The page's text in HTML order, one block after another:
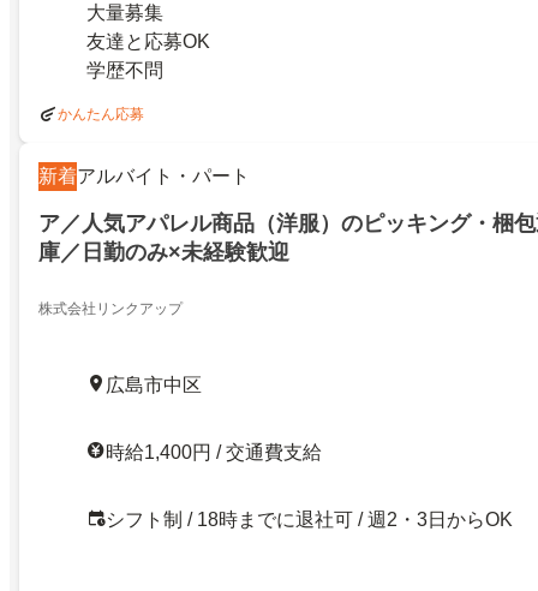
大量募集
友達と応募OK
学歴不問
かんたん応募
新着アルバイト・パート
ア／人気アパレル商品（洋服）のピッキング・梱
庫／日勤のみ×未経験歓迎
株式会社リンクアップ
広島市中区
時給1,400円 / 交通費支給
シフト制 / 18時までに退社可 / 週2・3日からOK